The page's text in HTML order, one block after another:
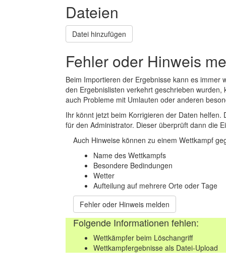
Dateien
Datei hinzufügen
Fehler oder Hinweis
Beim Importieren der Ergebnisse kann es
den Ergebnislisten verkehrt geschrieben
auch Probleme mit Umlauten oder anderen
Ihr könnt jetzt beim Korrigieren der Daten
für den Administrator. Dieser überprüft dann die
Auch Hinweise können zu einem Wettkampf
Name des Wettkampfs
Besondere Bedindungen
Wetter
Aufteilung auf mehrere Orte oder Tage
Fehler oder Hinweis melden
Folgende Informationen fehlen:
Wettkämpfer beim Löschangriff
Wettkampfergebnisse als Datei-Upload